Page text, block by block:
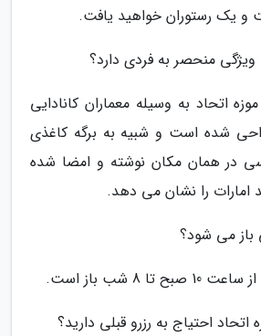
و یک رستوران خواهید یافت.
منحصر به فردی دارد؟
اتحاد به وسیله معماران کانادایی
شده است و شبیه به برگه کاغذی
در همان مکان نوشته و امضا شده
امارات را نشان می دهد.
باز می شود؟
8 شب باز است.
اتحاد احتیاج به رزرو قبلی دارید؟